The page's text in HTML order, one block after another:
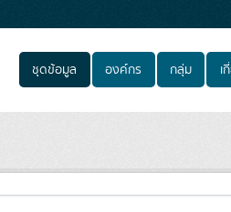
ชุดข้อมูล องค์กร กลุ่ม เ